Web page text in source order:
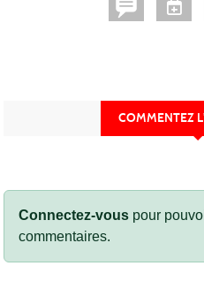
COMMENTEZ
Connectez-vous pour
commentaires.